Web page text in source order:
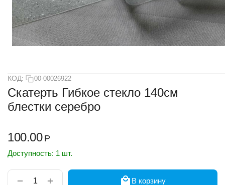
КОД: 00-00026922
Скатерть Гибкое стекло 140см
блестки серебро
100.00 Р
Доступность: 1 шт.
+
−
В корзину